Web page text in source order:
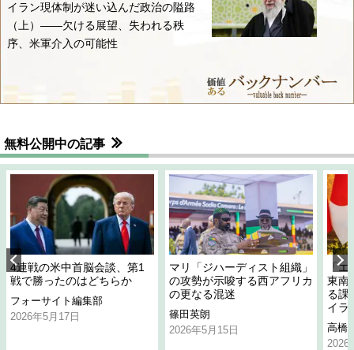
イラン現体制が迷い込んだ政治の隘路
（上）――欠ける展望、失われる秩
序、米軍介入の可能性
無料公開中の記事
4連戦の米中首脳会談、第1
戦で勝ったのはどちらか
フォーサイト編集部
2026年5月17日
マリ「ジハーディスト組織」
の攻勢が示唆する西アフリカ
の更なる混迷
篠田英朗
2026年5月15日
「
東南
る課
イラ
高橋
2026